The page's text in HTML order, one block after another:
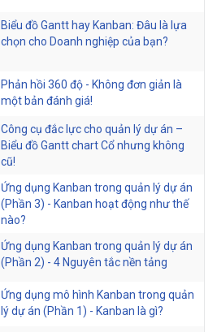
Biểu đồ Gantt hay Kanban: Đâu là lựa
chọn cho Doanh nghiệp của bạn?
Phản hồi 360 độ - Không đơn giản là
một bản đánh giá!
Công cụ đắc lực cho quản lý dự án –
Biểu đồ Gantt chart Cổ nhưng không
cũ!
Ứng dụng Kanban trong quản lý dự án
(Phần 3) - Kanban hoạt động như thế
nào?
Ứng dụng Kanban trong quản lý dự án
(Phần 2) - 4 Nguyên tắc nền tảng
Ứng dụng mô hình Kanban trong quản
lý dự án (Phần 1) - Kanban là gì?